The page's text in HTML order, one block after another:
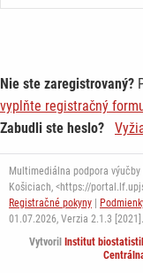
Nie ste zaregistrovaný?
vyplňte registračný
Zabudli ste heslo?
Multimediálna podpora
Košiciach, <https://
Registračné pokyny
01.07.2026, Verzia 2.1.3 [2021].
Vytvoril
Institut